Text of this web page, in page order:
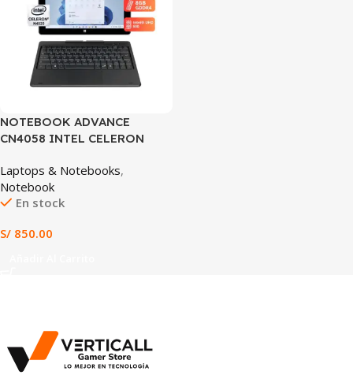
NOTEBOOK ADVANCE
CN4058 INTEL CELERON
eMMC, 10.1″ HD IPS
Laptops & Notebooks,
Notebook
En stock
S/ 850.00